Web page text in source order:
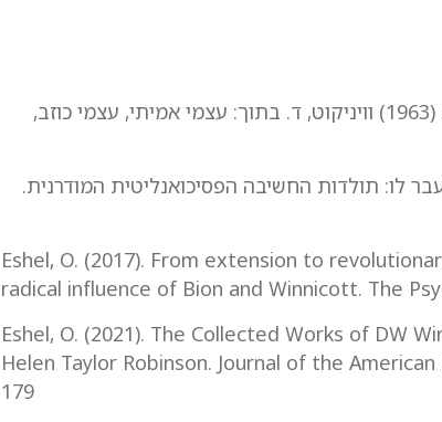
מתלות לקראת עצמאות בהתפתחות היחיד. (1963) וויניקוט, ד. בתוך: עצמי אמיתי, עצמי כוזב,
מ. ג. (2006). פרויד ומעבר לו: תולדות החשיבה הפסיכואנליטית המודרנית.
Eshel, O. (2017). From extension to
radical influence of Bion and Winnicott. The
Eshel, O. (2021). The Collected Works of DW
Helen Taylor Robinson. Journal of the
179